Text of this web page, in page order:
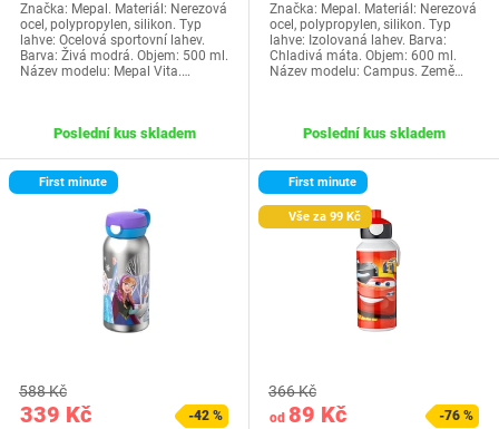
Značka: Mepal. Materiál: Nerezová
ocel, polypropylen, silikon. Typ
lahve: Ocelová sportovní lahev.
Barva: Živá modrá. Objem: 500 ml.
Název modelu: Mepal Vita.…
Poslední kus skladem
Značka: Mepal. Materiál: Nerezová
ocel, polypropylen, silikon. Typ
lahve: Izolovaná lahev. Barva:
Chladivá máta. Objem: 600 ml.
Název modelu: Campus. Země…
Poslední kus skladem
First minute
339 Kč
588 Kč
-42 %
First minute
Vše za 99 Kč
od 89 Kč
366 Kč
-76 %